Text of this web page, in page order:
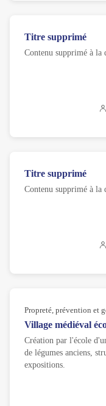
Titre supprimé
Contenu supprimé à la
Titre supprimé
Contenu supprimé à la
Propreté, prévention et
Village médiéval
Création par l'école
de légumes anciens,
expositions.